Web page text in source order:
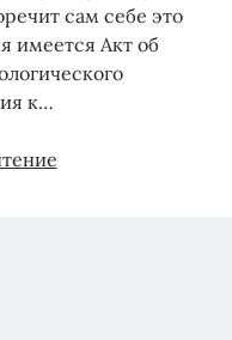
сам себе это
имеется Акт об
к…
Колесо